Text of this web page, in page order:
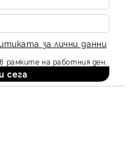
за лични данни
рамките на работния ден.